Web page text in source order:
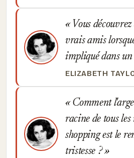
Vous
vrais amis
impliqué dans
ELIZABETH
Comment
racine de tous
shopping est le
tristesse ?